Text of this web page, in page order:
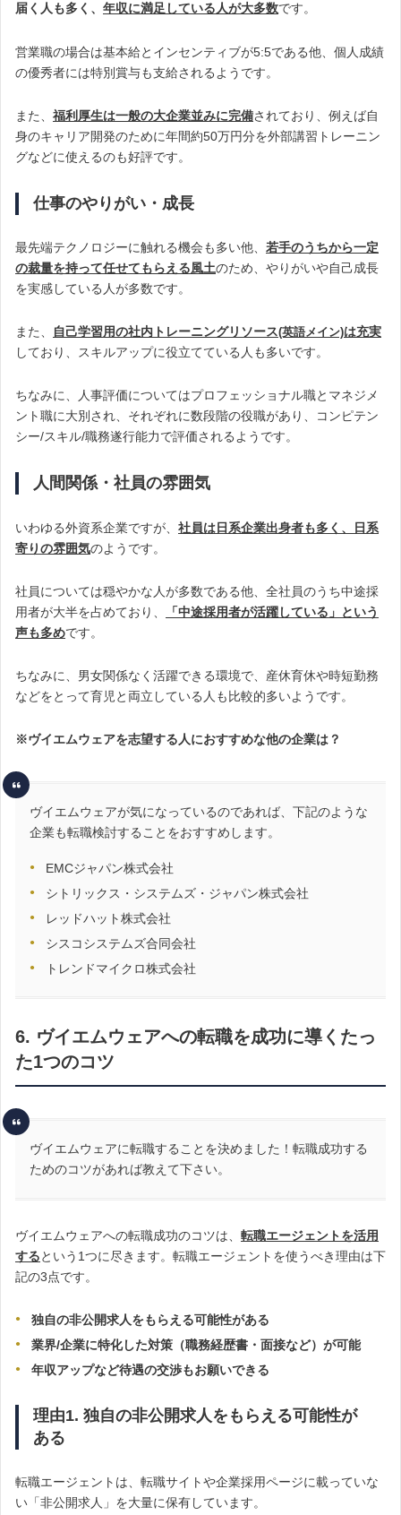
届く人も多く、 年収に満足している人が大多数です。
営業職の場合は基本給とインセンティブが5:5である他、個人成績
の優秀者には特別賞与も支給されるようです。
また、 福利厚生は一般の大企業並みに完備されており、例えば自
身のキャリア開発のために年間約50万円分を外部講習トレーニン
グなどに使えるのも好評です。
仕事のやりがい・成長
最先端テクノロジーに触れる機会も多い他、 若手のうちから一定
の裁量を持って任せてもらえる風土のため、やりがいや自己成長
を実感している人が多数です。
また、 自己学習用の社内トレーニングリソース(英語メイン)は充実
しており、スキルアップに役立てている人も多いです。
ちなみに、人事評価についてはプロフェッショナル職とマネジメ
ント職に大別され、それぞれに数段階の役職があり、コンピテン
シー/スキル/職務遂行能力で評価されるようです。
人間関係・社員の雰囲気
いわゆる外資系企業ですが、 社員は日系企業出身者も多く、
日系
寄りの雰囲気のようです。
社員については穏やかな人が多数である他、全社員のうち中途採
用者が大半を占めており、
「中途採用者が活躍している」という
声も多めです。
ちなみに、男女関係なく活躍できる環境で、産休育休や時短勤務
などをとって育児と両立している人も比較的多いようです。
※ヴイエムウェアを志望する人におすすめな他の企業は？
ヴイエムウェアが気になっているのであれば、下記のような
企業も転職検討することをおすすめします。
EMCジャパン株式会社
シトリックス・システムズ・ジャパン株式会社
レッドハット株式会社
シスコシステムズ合同会社
トレンドマイクロ株式会社
6. ヴイエムウェアへの転職を成功に導くたっ
た1つのコツ
ヴイエムウェアに転職することを決めました！転職成功する
ためのコツがあれば教えて下さい。
ヴイエムウェアへの転職成功のコツは、 転職エージェントを活用
するという1つに尽きます。転職エージェントを使うべき理由は下
記の3点です。
独自の非公開求人をもらえる可能性がある
業界/企業に特化した対策（職務経歴書・面接など）が可能
年収アップなど待遇の交渉もお願いできる
理由1. 独自の非公開求人をもらえる可能性が
ある
転職エージェントは、転職サイトや企業採用ページに載っていな
い「非公開求人」を大量に保有しています。